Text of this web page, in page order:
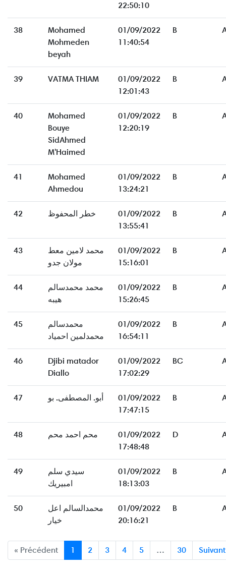
22:50:10
38
Mohamed
Mohmeden
beyah
01/09/2022
11:40:54
B
39 VATMA THIAM
01/09/2022
12:01:43
B
40
Mohamed
Bouye
SidAhmed
M'Haimed
01/09/2022
12:20:19
B
41
Mohamed
Ahmedou
01/09/2022
13:24:21
B
42 خطر المحفوظ
01/09/2022
13:55:41
B
43
محمد لامين معط
مولان جدو
01/09/2022
15:16:01
B
44
محمد محمدسالم
هيبه
01/09/2022
15:26:45
B
45
محمدسالم
محمدلمين احمياد
01/09/2022
16:54:11
B
46
Djibi matador
Diallo
01/09/2022
17:02:29
BC
47 أبو. المصطفى. بو
01/09/2022
17:47:15
B
48 محم احمد محم
01/09/2022
17:48:48
D
49
سيدي سلم
امبيريك
01/09/2022
18:13:03
B
50
محمدالسالم اعل
خيار
01/09/2022
20:16:21
B
« Précédent 1 2 3 4 5 … 30